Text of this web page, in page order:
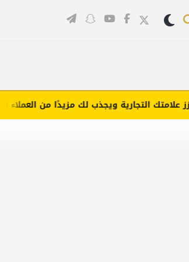
التجارية ويجذب لك مزيدًا من العملاء (اضغط